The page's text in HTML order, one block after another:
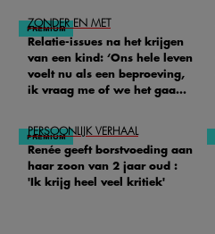
ZONDER EN MET
Relatie-issues na het krijgen
van een kind: ‘Ons hele leven
voelt nu als een beproeving,
ik vraag me of we het gaan
PERSOONLIJK VERHAAL
Renée geeft borstvoeding aan
haar zoon van 2 jaar oud :
'Ik krijg heel veel kritiek'